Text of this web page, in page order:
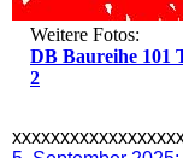
Weitere Fotos:
DB Baureihe 101
2